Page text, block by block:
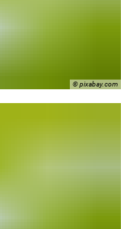
© pixabay.com